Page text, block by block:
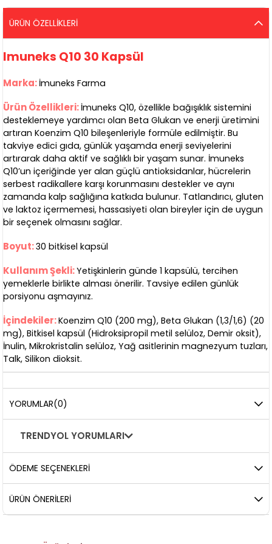
ÜRÜN ÖZELLIKLERI
Imuneks Q10 30 Kapsül
Marka: İmuneks Farma
Ürün Özellikleri: İmuneks Q10, özellikle bağışıklık sistemini
desteklemeye yardımcı olan Beta Glukan ve enerji üretimini
artıran Koenzim Q10 bileşenleriyle formüle edilmiştir. Bu
takviye edici gıda, günlük yaşamda enerji seviyelerini
artırarak daha aktif ve sağlıklı bir yaşam sunar. İmuneks
Q10’un içeriğinde yer alan güçlü antioksidanlar, hücrelerin
serbest radikallere karşı korunmasını destekler ve aynı
zamanda kalp sağlığına katkıda bulunur. Tatlandırıcı, gluten
ve laktoz içermemesi, hassasiyeti olan bireyler için de uygun
bir seçenek olmasını sağlar.
Boyut:30 bitkisel kapsül
Kullanım Şekli:Yetişkinlerin günde 1 kapsülü, tercihen
yemeklerle birlikte alması önerilir. Tavsiye edilen günlük
porsiyonu aşmayınız.
İçindekiler:Koenzim Q10 (200 mg), Beta Glukan (1,3/1,6) (20
mg), Bitkisel kapsül (Hidroksipropil metil selüloz, Demir oksit),
İnulin, Mikrokristalin selüloz, Yağ asitlerinin magnezyum tuzları,
Talk, Silikon dioksit.
YORUMLAR(0)
TRENDYOL YORUMLARI
ÖDEME SEÇENEKLERI
ÜRÜN ÖNERILERI